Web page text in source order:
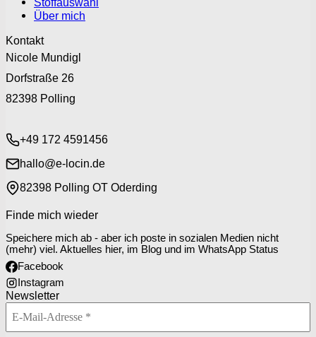
Über mich
Kontakt
Nicole Mundigl
Dorfstraße 26
82398 Polling
+49 172 4591456
hallo@e-locin.de
82398 Polling OT Oderding
Finde mich wieder
Speichere mich ab - aber ich poste in sozialen Medien nicht
(mehr) viel. Aktuelles hier, im Blog und im WhatsApp Status
Facebook
Instagram
Newsletter